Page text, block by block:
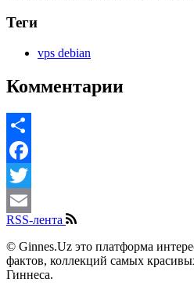
Теги
vps debian
Комментарии
Share
Facebook
Twitter
Email
RSS-лента
© Ginnes.Uz это платформа
фактов, коллекций самых
Гиннеса.